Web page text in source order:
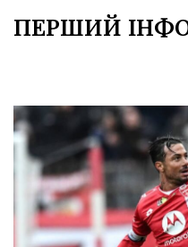
доПЕРШИЙ